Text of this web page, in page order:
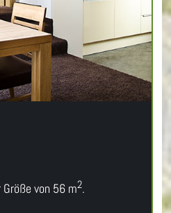
von 56 m2.